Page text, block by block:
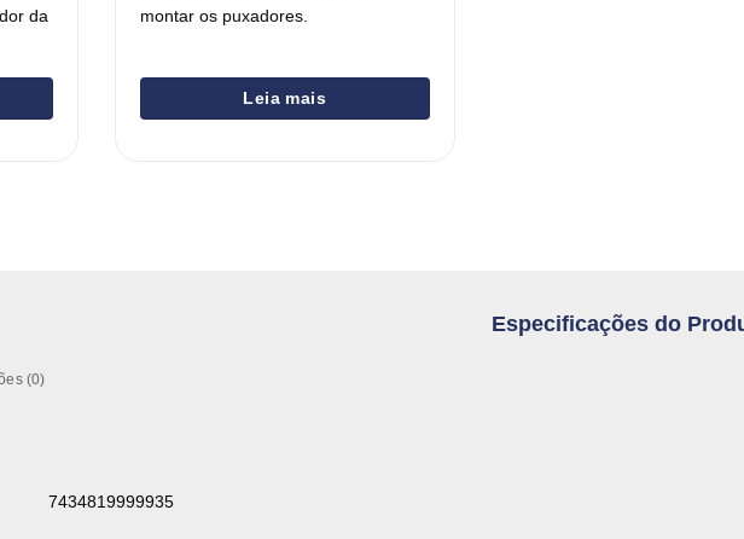
da
montar os puxadores.
Leia mais
(0)
7434819999935
Especificações do